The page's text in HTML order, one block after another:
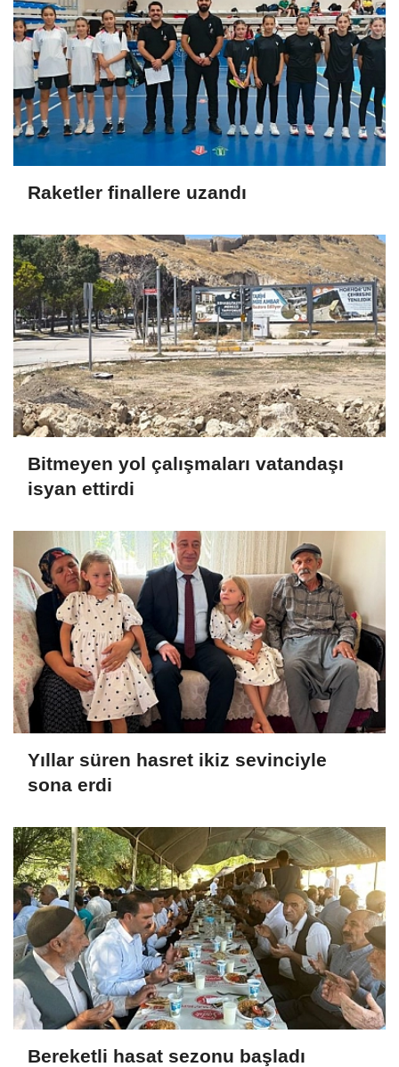
Raketler finallere uzandı
Bitmeyen yol çalışmaları vatandaşı
isyan ettirdi
Yıllar süren hasret ikiz sevinciyle
sona erdi
Bereketli hasat sezonu başladı